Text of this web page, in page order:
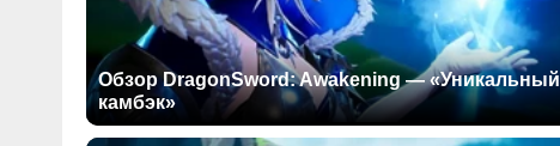
Обзор DragonSword: Awakening — «Уникальный
камбэк»